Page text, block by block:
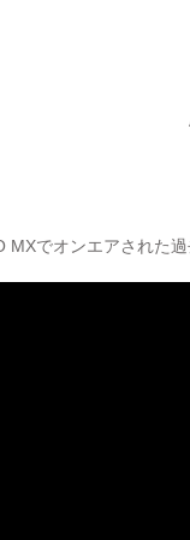
MXでオンエアされた